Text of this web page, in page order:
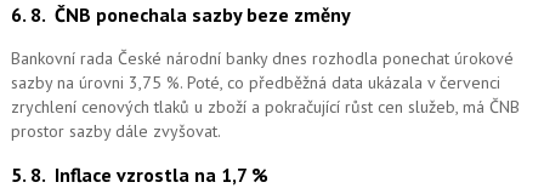
6. 8. ČNB ponechala sazby beze změny
Bankovní rada České národní banky dnes rozhodla ponechat úrokové
sazby na úrovni 3,75 %. Poté, co předběžná data ukázala v červenci
zrychlení cenových tlaků u zboží a pokračující růst cen služeb, má ČNB
prostor sazby dále zvyšovat.
5. 8. Inflace vzrostla na 1,7 %